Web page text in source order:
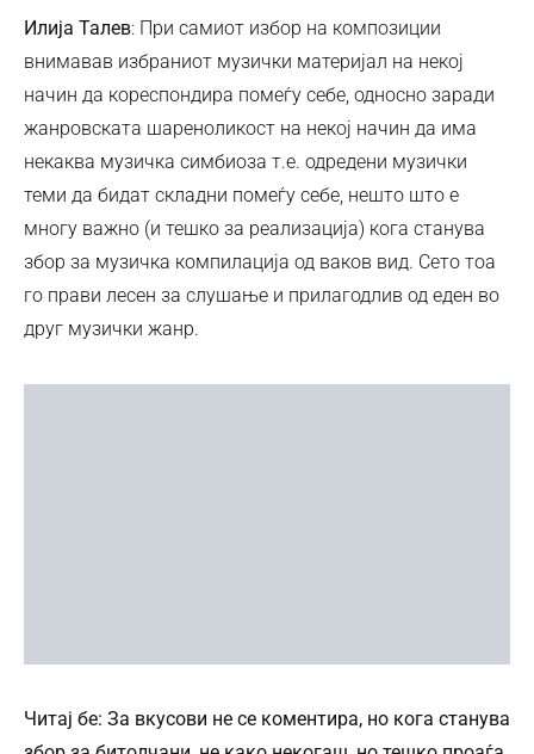
Илија Талев: При самиот избор на композиции
внимавав избраниот музички материјал на некој
начин да кореспондира помеѓу себе, односно заради
жанровската шареноликост на некој начин да има
некаква музичка симбиоза т.е. одредени музички
теми да бидат складни помеѓу себе, нешто што е
многу важно (и тешко за реализација) кога станува
збор за музичка компилација од ваков вид. Сето тоа
го прави лесен за слушање и прилагодлив од еден во
друг музички жанр.
Читај бе: За вкусови не се коментира, но кога станува